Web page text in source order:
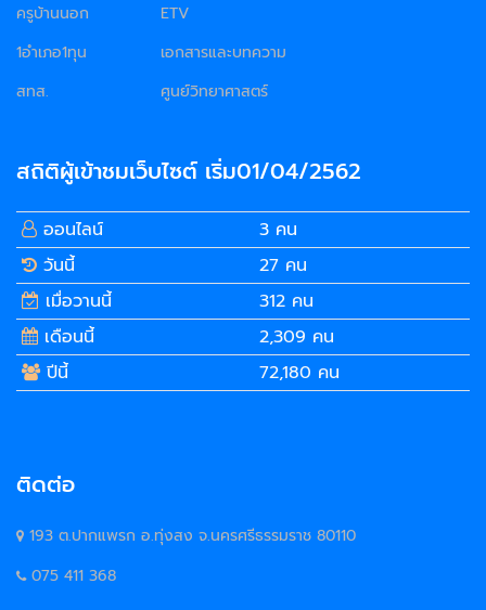
ครูบ้านนอก
1อำเภอ1ทุน
สทส.
ETV
เอกสารและบทความ
ศูนย์วิทยาศาสตร์
สถิติผู้เข้าชมเว็บไซต์ เริ่ม01/04/2562
ออนไลน์
3 คน
วันนี้
27 คน
เมื่อวานนี้
312 คน
เดือนนี้
2,309 คน
ปีนี้
72,180 คน
ติดต่อ
193 ต.ปากแพรก อ.ทุ่งสง จ.นครศรีธรรมราช 80110
075 411 368